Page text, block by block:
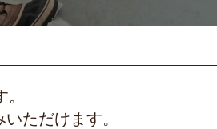
ただけます。